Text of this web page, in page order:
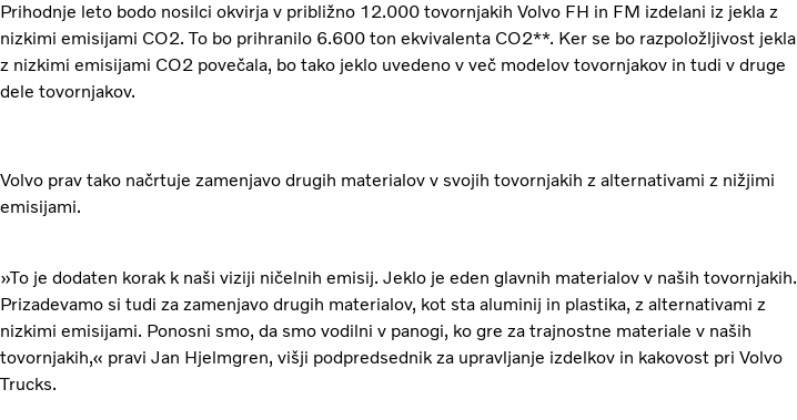
Prihodnje leto bodo nosilci okvirja v približno 12.000 tovornjakih Volvo FH in FM izdelani iz jekla z
nizkimi emisijami CO2. To bo prihranilo 6.600 ton ekvivalenta CO2**. Ker se bo razpoložljivost jekla
z nizkimi emisijami CO2 povečala, bo tako jeklo uvedeno v več modelov tovornjakov in tudi v druge
dele tovornjakov.
Volvo prav tako načrtuje zamenjavo drugih materialov v svojih tovornjakih z alternativami z nižjimi
emisijami.
»To je dodaten korak k naši viziji ničelnih emisij. Jeklo je eden glavnih materialov v naših tovornjakih.
Prizadevamo si tudi za zamenjavo drugih materialov, kot sta aluminij in plastika, z alternativami z
nizkimi emisijami. Ponosni smo, da smo vodilni v panogi, ko gre za trajnostne materiale v naših
tovornjakih,« pravi Jan Hjelmgren, višji podpredsednik za upravljanje izdelkov in kakovost pri Volvo
Trucks.